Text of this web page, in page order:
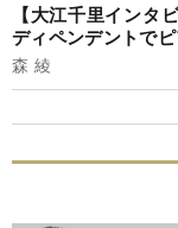
【大江千里インタ
ディペンデントで
森 綾